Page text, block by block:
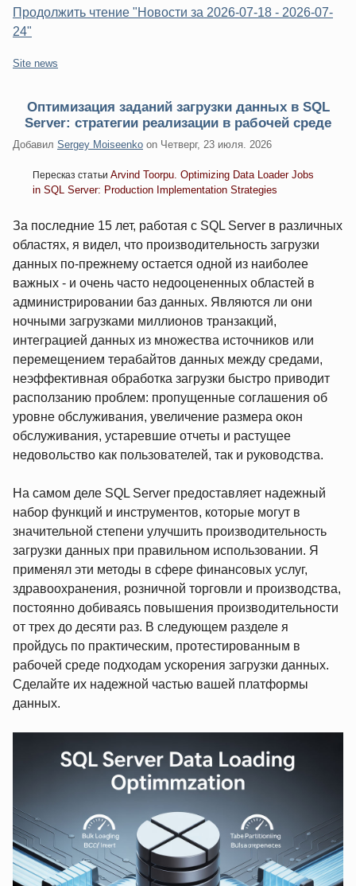
Продолжить чтение "Новости за 2026-07-18 - 2026-07-
24"
Категории:
Site news
Оптимизация заданий загрузки данных в SQL
Server: стратегии реализации в рабочей среде
Добавил Sergey Moiseenko on Четверг, 23 июля. 2026
Пересказ статьи Arvind Toorpu. Optimizing Data Loader Jobs
in SQL Server: Production Implementation Strategies
За последние 15 лет, работая с SQL Server в различных
областях, я видел, что производительность загрузки
данных по-прежнему остается одной из наиболее
важных - и очень часто недооцененных областей в
администрировании баз данных. Являются ли они
ночными загрузками миллионов транзакций,
интеграцией данных из множества источников или
перемещением терабайтов данных между средами,
неэффективная обработка загрузки быстро приводит
расползанию проблем: пропущенные соглашения об
уровне обслуживания, увеличение размера окон
обслуживания, устаревшие отчеты и растущее
недовольство как пользователей, так и руководства.
На самом деле SQL Server предоставляет надежный
набор функций и инструментов, которые могут в
значительной степени улучшить производительность
загрузки данных при правильном использовании. Я
применял эти методы в сфере финансовых услуг,
здравоохранения, розничной торговли и производства,
постоянно добиваясь повышения производительности
от трех до десяти раз. В следующем разделе я
пройдусь по практическим, протестированным в
рабочей среде подходам ускорения загрузки данных.
Сделайте их надежной частью вашей платформы
данных.